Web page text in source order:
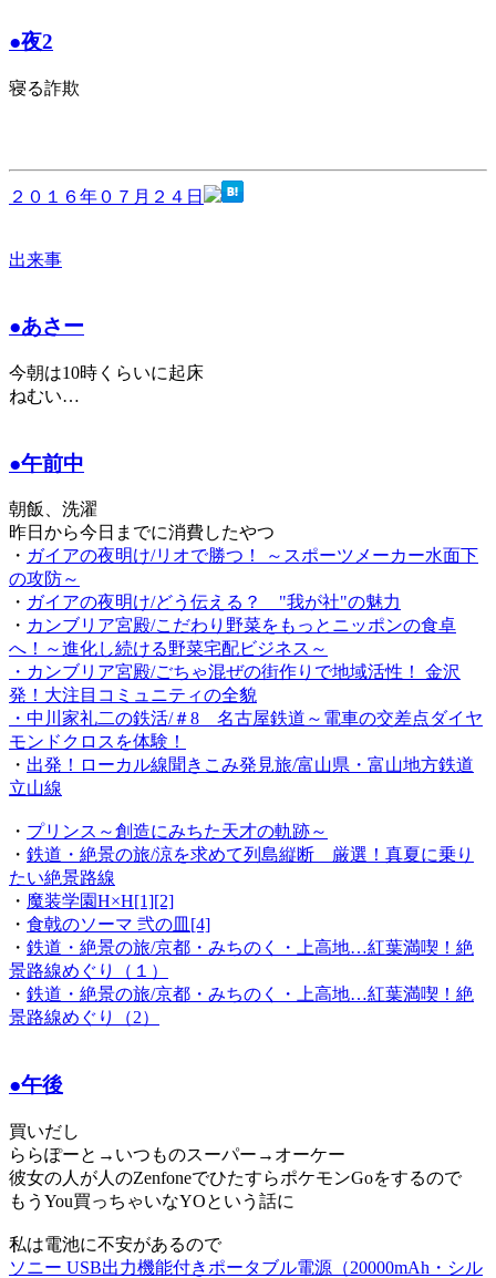
●夜2
寝る詐欺
２０１６年０７月２４日
出来事
●あさー
今朝は10時くらいに起床
ねむい…
●午前中
朝飯、洗濯
昨日から今日までに消費したやつ
・ ガイアの夜明け/リオで勝つ！ ～スポーツメーカー水面下
の攻防～
・ ガイアの夜明け/どう伝える？ "我が社"の魅力
・ カンブリア宮殿/こだわり野菜をもっとニッポンの食卓
へ！～進化し続ける野菜宅配ビジネス～
・ カンブリア宮殿/ごちゃ混ぜの街作りで地域活性！ 金沢
発！大注目コミュニティの全貌
・ 中川家礼二の鉄活/＃8 名古屋鉄道～電車の交差点ダイヤ
モンドクロスを体験！
・ 出発！ローカル線聞きこみ発見旅/富山県・富山地方鉄道
立山線
・ プリンス～創造にみちた天才の軌跡～
・ 鉄道・絶景の旅/涼を求めて列島縦断 厳選！真夏に乗り
たい絶景路線
・ 魔装学園H×H[1][2]
・ 食戟のソーマ 弐の皿[4]
・ 鉄道・絶景の旅/京都・みちのく・上高地…紅葉満喫！絶
景路線めぐり（１）
・ 鉄道・絶景の旅/京都・みちのく・上高地…紅葉満喫！絶
景路線めぐり（2）
●午後
買いだし
ららぽーと→いつものスーパー→オーケー
彼女の人が人のZenfoneでひたすらポケモンGoをするので
もうYou買っちゃいなYOという話に
私は電池に不安があるので
ソニー USB出力機能付きポータブル電源（20000mAh・シル